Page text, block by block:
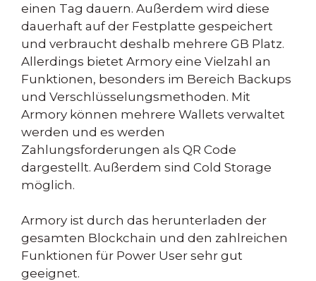
einen Tag dauern. Außerdem wird diese
dauerhaft auf der Festplatte gespeichert
und verbraucht deshalb mehrere GB Platz.
Allerdings bietet Armory eine Vielzahl an
Funktionen, besonders im Bereich Backups
und Verschlüsselungsmethoden. Mit
Armory können mehrere Wallets verwaltet
werden und es werden
Zahlungsforderungen als QR Code
dargestellt. Außerdem sind Cold Storage
möglich.
Armory ist durch das herunterladen der
gesamten Blockchain und den zahlreichen
Funktionen für Power User sehr gut
geeignet.